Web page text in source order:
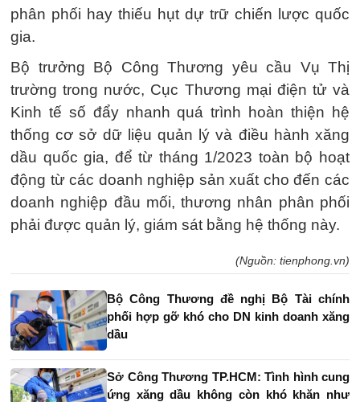
phân phối hay thiếu hụt dự trữ chiến lược quốc
gia.
Bộ trưởng Bộ Công Thương yêu cầu Vụ Thị
trường trong nước, Cục Thương mại điện tử và
Kinh tế số đẩy nhanh quá trình hoàn thiện hệ
thống cơ sở dữ liệu quản lý và điều hành xăng
dầu quốc gia, để từ tháng 1/2023 toàn bộ hoạt
động từ các doanh nghiệp sản xuất cho đến các
doanh nghiệp đầu mối, thương nhân phân phối
phải được quản lý, giám sát bằng hệ thống này.
(Nguồn: tienphong.vn)
Bộ Công Thương đề nghị Bộ Tài chính
phối hợp gỡ khó cho DN kinh doanh xăng
dầu
Sở Công Thương TP.HCM: Tình hình cung
ứng xăng dầu không còn khó khăn như